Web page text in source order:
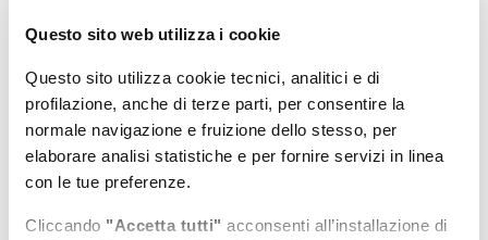
Questo sito web utilizza i cookie
Questo sito utilizza cookie tecnici, analitici e di
profilazione, anche di terze parti, per consentire la
normale navigazione e fruizione dello stesso, per
elaborare analisi statistiche e per fornire servizi in linea
con le tue preferenze.
Cliccando "Accetta tutti" acconsenti all’installazione di
Argomenti:
AdSP Iniziative Presidente
Data pubblicazione:
22/09/2025
Ultimo aggiornamento: